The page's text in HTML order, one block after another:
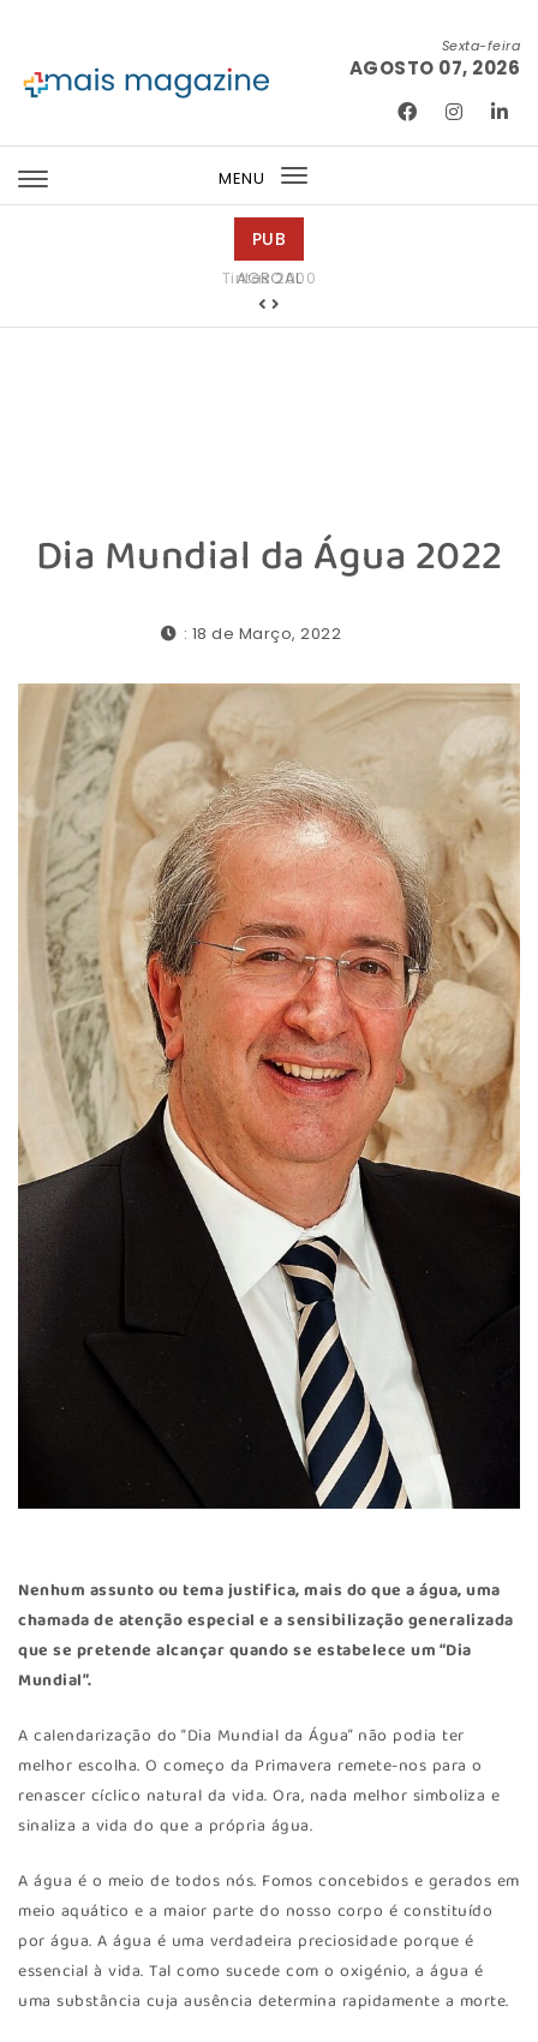
Sexta-feira
AGOSTO 07, 2026
MENU
Toggle
PUB
Tintas 2000
Dia Mundial da Água 2022
: 18 de Março, 2022
Nenhum assunto ou tema justifica, mais do que a água, uma
chamada de atenção especial e a sensibilização generalizada
que se pretende alcançar quando se estabelece um “Dia
Mundial”.
A calendarização do “Dia Mundial da Água” não podia ter
melhor escolha. O começo da Primavera remete-nos para o
renascer cíclico natural da vida. Ora, nada melhor simboliza e
sinaliza a vida do que a própria água.
A água é o meio de todos nós. Fomos concebidos e gerados em
meio aquático e a maior parte do nosso corpo é constituído
por água. A água é uma verdadeira preciosidade porque é
essencial à vida. Tal como sucede com o oxigénio, a água é
uma substância cuja ausência determina rapidamente a morte.